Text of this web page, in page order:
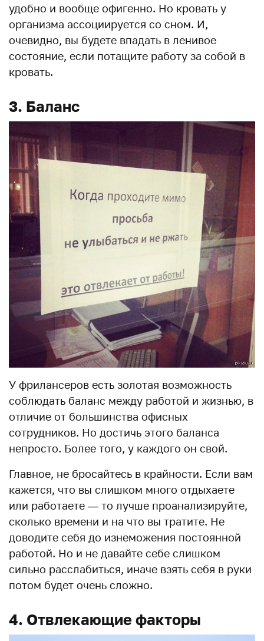
удобно и вообще офигенно. Но кровать у
организма ассоциируется со сном. И,
очевидно, вы будете впадать в ленивое
состояние, если потащите работу за собой в
кровать.
3. Баланс
У фрилансеров есть золотая возможность
соблюдать баланс между работой и жизнью, в
отличие от большинства офисных
сотрудников. Но достичь этого баланса
непросто. Более того, у каждого он свой.
Главное, не бросайтесь в крайности. Если вам
кажется, что вы слишком много отдыхаете
или работаете — то лучше проанализируйте,
сколько времени и на что вы тратите. Не
доводите себя до изнеможения постоянной
работой. Но и не давайте себе слишком
сильно расслабиться, иначе взять себя в руки
потом будет очень сложно.
4. Отвлекающие факторы